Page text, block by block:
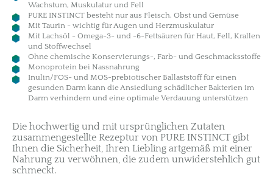
Wachstum, Muskulatur und Fell
PURE INSTINCT besteht nur aus Fleisch, Obst und Gemüse
Mit Taurin - wichtig für Augen und Herzmuskulatur
Mit Lachsöl - Omega-3- und -6-Fettsäuren für Haut, Fell, Krallen
und Stoffwechsel
Ohne chemische Konservierungs-, Farb- und Geschmacksstoffe
Monoprotein bei Nassnahrung
Inulin/FOS- und MOS-prebiotischer Ballaststoff für einen
gesunden Darm kann die Ansiedlung schädlicher Bakterien im
Darm verhindern und eine optimale Verdauung unterstützen
Die hochwertig und mit ursprünglichen Zutaten
zusammengestellte Rezeptur von PURE INSTINCT gibt
Ihnen die Sicherheit, Ihren Liebling artgemäß mit einer
Nahrung zu verwöhnen, die zudem unwiderstehlich gut
schmeckt.